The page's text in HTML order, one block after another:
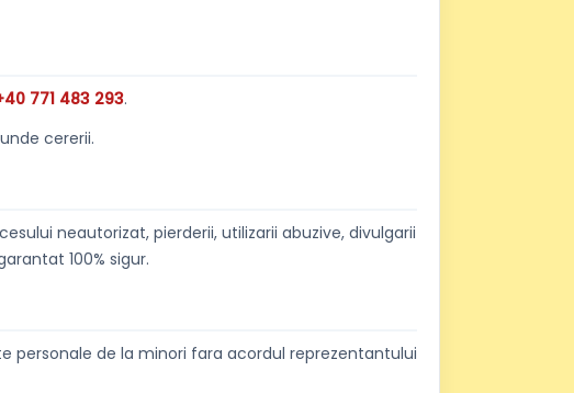
771 483 293.
cererii.
neautorizat, pierderii, utilizarii abuzive, divulgarii
100% sigur.
personale de la minori fara acordul reprezentantului